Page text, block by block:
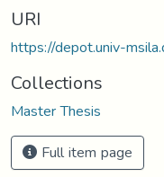
URI
https://depot.univ-
Collections
Master Thesis
Full item page